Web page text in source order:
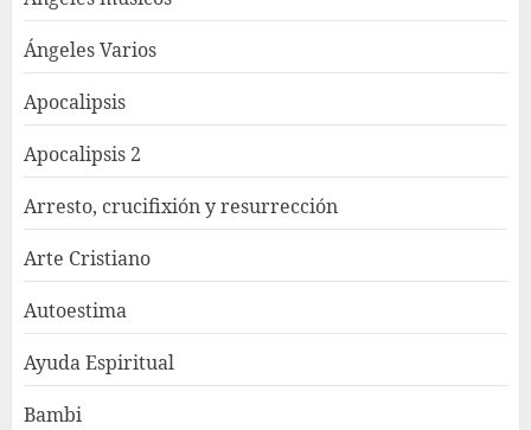
Ángeles Varios
Apocalipsis
Apocalipsis 2
Arresto, crucifixión y resurrección
Arte Cristiano
Autoestima
Ayuda Espiritual
Bambi